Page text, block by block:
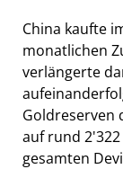
China kaufte
monatlichen
verlängerte
Goldreserven
auf rund
gesamten